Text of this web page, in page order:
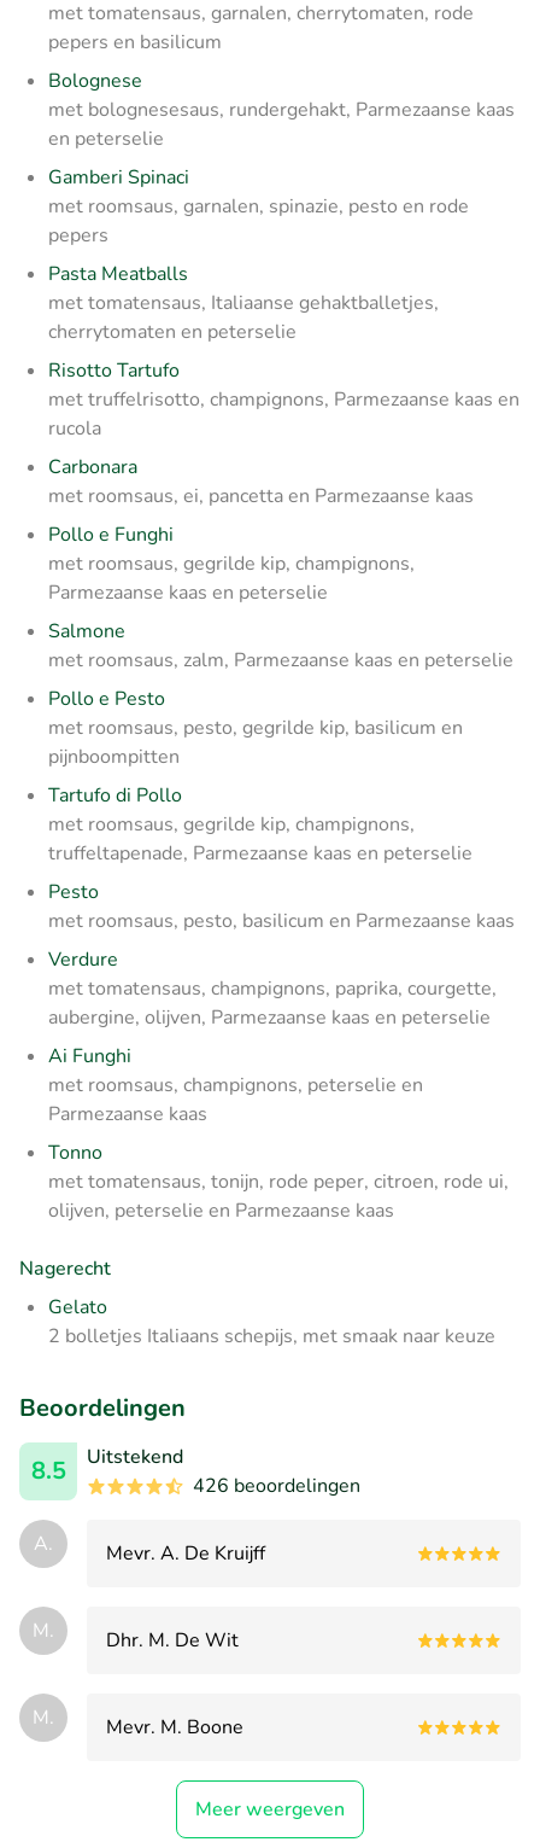
met tomatensaus, garnalen, cherrytomaten, rode
pepers en basilicum
Bolognese
met bolognesesaus, rundergehakt, Parmezaanse kaas
en peterselie
Gamberi Spinaci
met roomsaus, garnalen, spinazie, pesto en rode
pepers
Pasta Meatballs
met tomatensaus, Italiaanse gehaktballetjes,
cherrytomaten en peterselie
Risotto Tartufo
met truffelrisotto, champignons, Parmezaanse kaas en
rucola
Carbonara
met roomsaus, ei, pancetta en Parmezaanse kaas
Pollo e Funghi
met roomsaus, gegrilde kip, champignons,
Parmezaanse kaas en peterselie
Salmone
met roomsaus, zalm, Parmezaanse kaas en peterselie
Pollo e Pesto
met roomsaus, pesto, gegrilde kip, basilicum en
pijnboompitten
Tartufo di Pollo
met roomsaus, gegrilde kip, champignons,
truffeltapenade, Parmezaanse kaas en peterselie
Pesto
met roomsaus, pesto, basilicum en Parmezaanse kaas
Verdure
met tomatensaus, champignons, paprika, courgette,
aubergine, olijven, Parmezaanse kaas en peterselie
Ai Funghi
met roomsaus, champignons, peterselie en
Parmezaanse kaas
Tonno
met tomatensaus, tonijn, rode peper, citroen, rode ui,
olijven, peterselie en Parmezaanse kaas
Nagerecht
Gelato
2 bolletjes Italiaans schepijs, met smaak naar keuze
Beoordelingen
8.5
Uitstekend
426 beoordelingen
A. Mevr. A. De Kruijff
M. Dhr. M. De Wit
M. Mevr. M. Boone
Meer weergeven